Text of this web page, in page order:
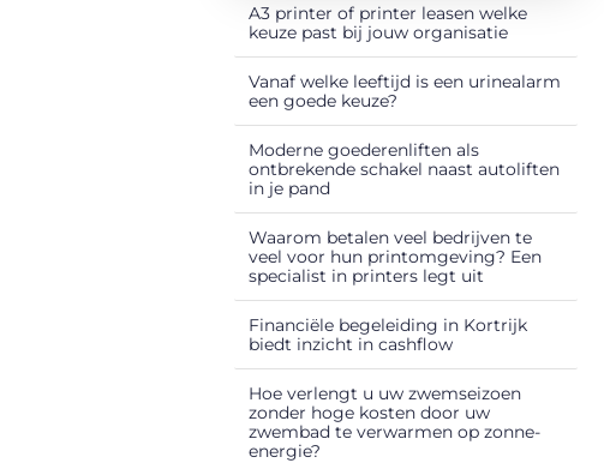
A3 printer of printer leasen welke
keuze past bij jouw organisatie
Vanaf welke leeftijd is een urinealarm
een goede keuze?
Moderne goederenliften als
ontbrekende schakel naast autoliften
in je pand
Waarom betalen veel bedrijven te
veel voor hun printomgeving? Een
specialist in printers legt uit
Financiële begeleiding in Kortrijk
biedt inzicht in cashflow
Hoe verlengt u uw zwemseizoen
zonder hoge kosten door uw
zwembad te verwarmen op zonne-
energie?